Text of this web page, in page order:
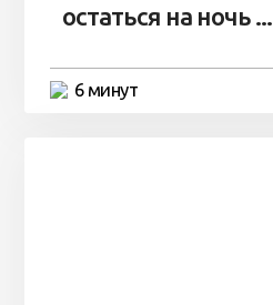
остаться на ночь ...
6 минут